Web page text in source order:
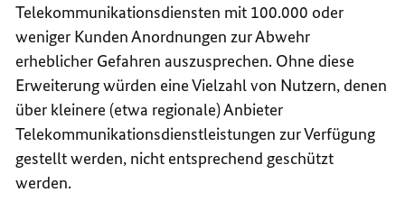
Telekommunikationsdiensten mit 100.000 oder
weniger Kunden Anordnungen zur Abwehr
erheblicher Gefahren auszusprechen. Ohne diese
Erweiterung würden eine Vielzahl von Nutzern, denen
über kleinere (etwa regionale) Anbieter
Telekommunikationsdienstleistungen zur Verfügung
gestellt werden, nicht entsprechend geschützt
werden.